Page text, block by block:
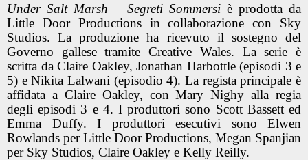
Under Salt Marsh – Segreti Sommersi è prodotta da
Little Door Productions in collaborazione con Sky
Studios. La produzione ha ricevuto il sostegno del
Governo gallese tramite Creative Wales. La serie è
scritta da Claire Oakley, Jonathan Harbottle (episodi 3 e
5) e Nikita Lalwani (episodio 4). La regista principale è
affidata a Claire Oakley, con Mary Nighy alla regia
degli episodi 3 e 4. I produttori sono Scott Bassett ed
Emma Duffy. I produttori esecutivi sono Elwen
Rowlands per Little Door Productions, Megan Spanjian
per Sky Studios, Claire Oakley e Kelly Reilly.